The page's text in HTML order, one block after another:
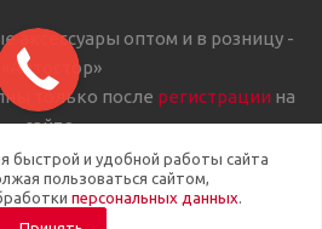
аксессуары оптом и в розницу -
«Автостор»
только после регистрации на
сайте.
быстрой и удобной работы сайта
пользоваться сайтом,
персональных данных.